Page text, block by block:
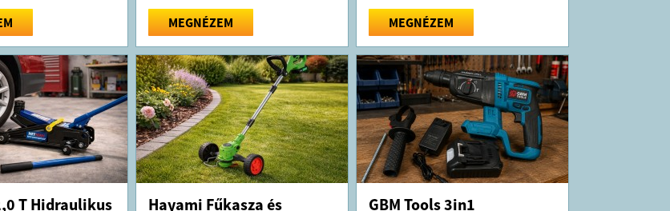
MEGNÉZEM
MEGNÉZEM
T Hidraulikus
Hayami Fűkasza és
GBM Tools 3in1